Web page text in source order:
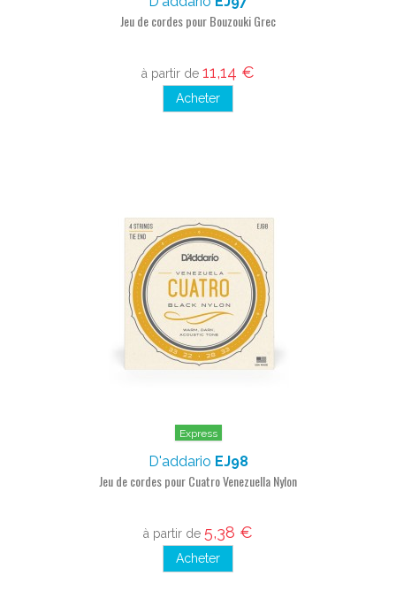
Jeu de cordes pour Bouzouki Grec
à partir de 11,14 €
Acheter
Express
D'addario EJ98
Jeu de cordes pour Cuatro Venezuella Nylon
à partir de 5,38 €
Acheter